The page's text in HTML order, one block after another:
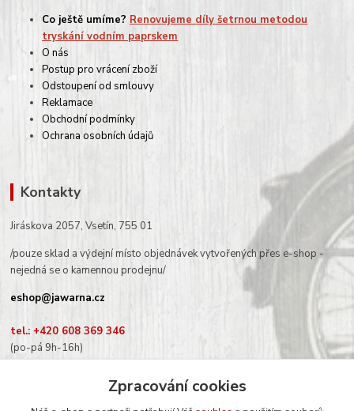
Co ještě umíme? Renovujeme díly šetrnou metodou
tryskání vodním paprskem
O nás
Postup pro vrácení zboží
Odstoupení od smlouvy
Reklamace
Obchodní podmínky
Ochrana osobních údajů
Kontakty
Jiráskova 2057, Vsetín, 755 01
/pouze sklad a výdejní místo objednávek vytvořených přes e-shop -
nejedná se o kamennou prodejnu/
eshop@jawarna.cz
tel.: +420 608 369 346
(po-pá 9h-16h)
Zpracování cookies